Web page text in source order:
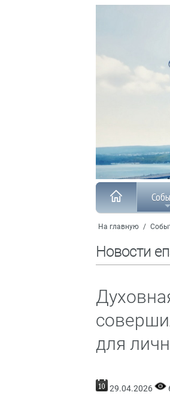
На главную /
Новости
для
29.04.2026